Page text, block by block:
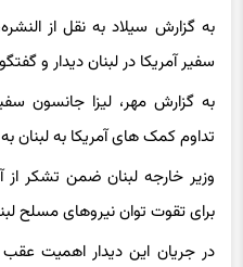
به گزارش سیلاد به نقل از
سفیر آمریکا در لبنان دیدار و
به گزارش مهر، لیزا جانسون
تداوم کمک های آمریکا به لبنان
وزیر خارجه لبنان ضمن تشکر
برای تقوت توان نیروهای مسلح
در جریان این دیدار اهمیت